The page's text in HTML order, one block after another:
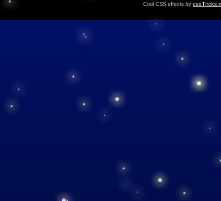
Cool CSS effects by